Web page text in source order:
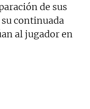
de sus
continuada
al jugador en